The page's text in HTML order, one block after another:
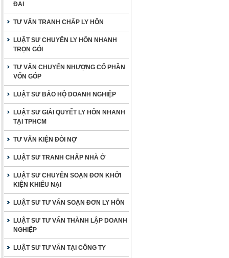
ĐAI
TƯ VẤN TRANH CHẤP LY HÔN
LUẬT SƯ CHUYÊN LY HÔN NHANH
TRỌN GÓI
TƯ VẤN CHUYỂN NHƯỢNG CỔ PHẦN
VỐN GÓP
LUẬT SƯ BẢO HỘ DOANH NGHIỆP
LUẬT SƯ GIẢI QUYẾT LY HÔN NHANH
TẠI TPHCM
TƯ VẤN KIỆN ĐÒI NỢ
LUẬT SƯ TRANH CHẤP NHÀ Ở
LUẬT SƯ CHUYÊN SOẠN ĐƠN KHỞI
KIỆN KHIẾU NẠI
LUẬT SƯ TƯ VẤN SOẠN ĐƠN LY HÔN
LUẬT SƯ TƯ VẤN THÀNH LẬP DOANH
NGHIỆP
LUẬT SƯ TƯ VẤN TẠI CÔNG TY